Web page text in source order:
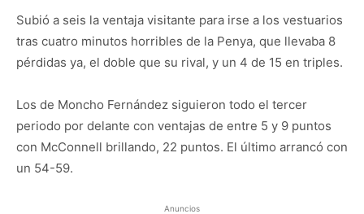
Subió a seis la ventaja visitante para irse a los vestuarios
tras cuatro minutos horribles de la Penya, que llevaba 8
pérdidas ya, el doble que su rival, y un 4 de 15 en triples.
Los de Moncho Fernández siguieron todo el tercer
periodo por delante con ventajas de entre 5 y 9 puntos
con McConnell brillando, 22 puntos. El último arrancó con
un 54-59.
Anuncios